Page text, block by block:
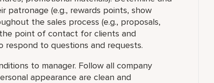
patronage (e.g., rewards points, show
the sales process (e.g., proposals,
point of contact for clients and
to questions and requests.
to manager. Follow all company
appearance are clean and